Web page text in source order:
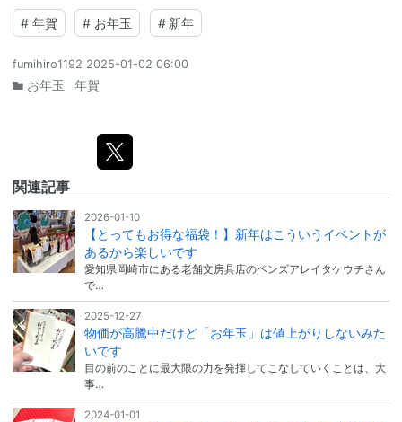
# 年賀 # お年玉 # 新年
fumihiro1192 2025-01-02 06:00
お年玉 年賀
関連記事
2026-01-10
【とってもお得な福袋！】新年はこういうイベントが
あるから楽しいです
愛知県岡崎市にある老舗文房具店のペンズアレイタケウチさん
で…
2025-12-27
物価が高騰中だけど「お年玉」は値上がりしないみた
いです
目の前のことに最大限の力を発揮してこなしていくことは、大
事…
2024-01-01